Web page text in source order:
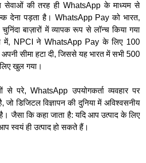
सेवाओं की तरह ही WhatsApp के माध्यम से
देना पड़ता है। WhatsApp Pay को भारत,
बाज़ारों में व्यापक रूप से लॉन्च किया गया
NPCI ने WhatsApp Pay के लिए 100
सीमा हटा दी, जिससे यह भारत में सभी 500
खुल गया।
से परे, WhatsApp उपयोगकर्ता व्यवहार पर
जो डिजिटल विज्ञापन की दुनिया में अविश्वसनीय
जैसा कि कहा जाता है: यदि आप उत्पाद के लिए
स्वयं ही उत्पाद हो सकते हैं।